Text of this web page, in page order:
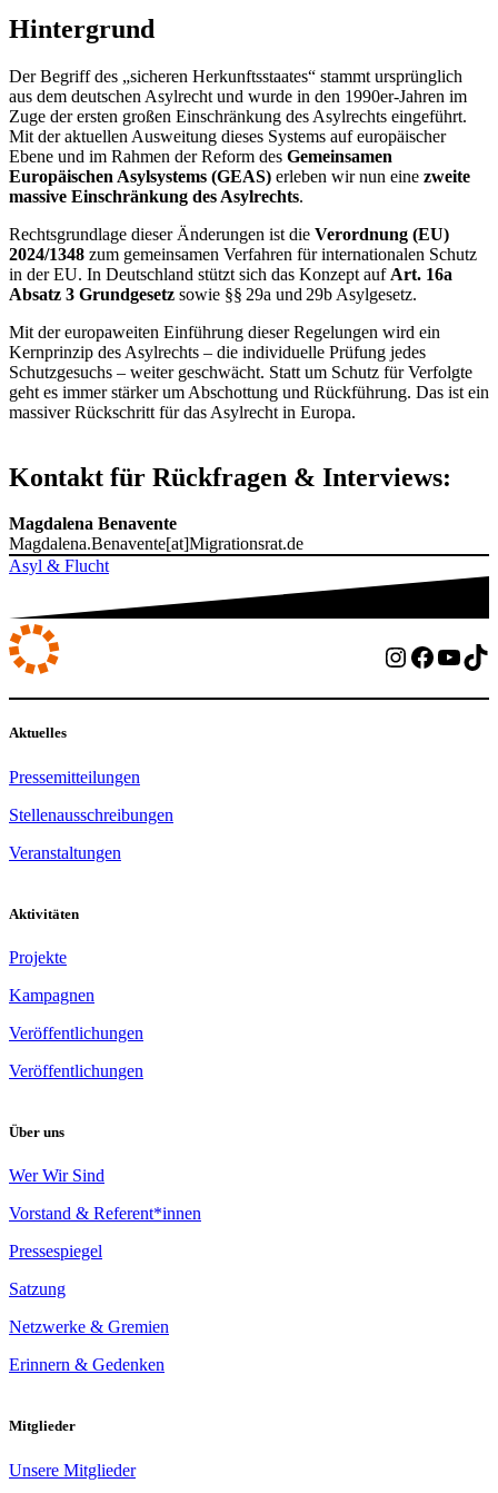
Hintergrund
Der Begriff des „sicheren Herkunftsstaates“ stammt ursprünglich
aus dem deutschen Asylrecht und wurde in den 1990er-Jahren im
Zuge der ersten großen Einschränkung des Asylrechts eingeführt.
Mit der aktuellen Ausweitung dieses Systems auf europäischer
Ebene und im Rahmen der Reform des Gemeinsamen
Europäischen Asylsystems (GEAS) erleben wir nun eine zweite
massive Einschränkung des Asylrechts.
Rechtsgrundlage dieser Änderungen ist die Verordnung (EU)
2024/1348 zum gemeinsamen Verfahren für internationalen Schutz
in der EU. In Deutschland stützt sich das Konzept auf Art. 16a
Absatz 3 Grundgesetz sowie §§ 29a und 29b Asylgesetz.
Mit der europaweiten Einführung dieser Regelungen wird ein
Kernprinzip des Asylrechts – die individuelle Prüfung jedes
Schutzgesuchs – weiter geschwächt. Statt um Schutz für Verfolgte
geht es immer stärker um Abschottung und Rückführung. Das ist ein
massiver Rückschritt für das Asylrecht in Europa.
Kontakt für Rückfragen & Interviews:
Magdalena Benavente
Magdalena.Benavente[at]Migrationsrat.de
Asyl & Flucht
Instagram
Aktuelles
Pressemitteilungen
Stellenausschreibungen
Veranstaltungen
Aktivitäten
Projekte
Kampagnen
Veröffentlichungen
Veröffentlichungen
Über uns
Wer Wir Sind
Vorstand & Referent*innen
Pressespiegel
Satzung
Netzwerke & Gremien
Erinnern & Gedenken
Mitglieder
Unsere Mitglieder